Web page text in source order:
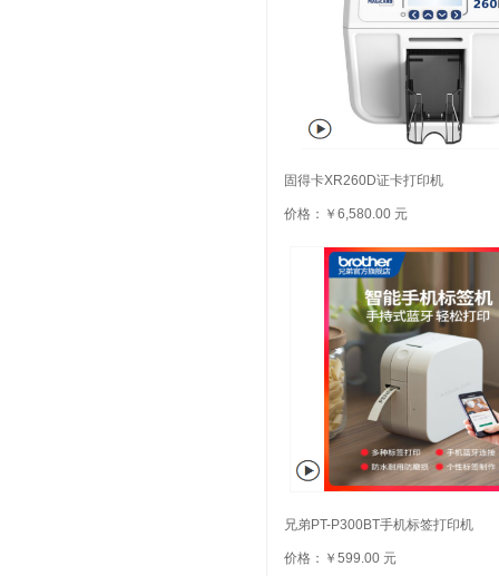
固得卡XR260D证卡打印机
价格：￥6,580.00 元
兄弟PT-P300BT手机标签打印机
价格：￥599.00 元